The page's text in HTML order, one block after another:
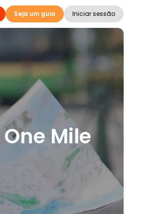
Seja um guia Iniciar sessão
Mile